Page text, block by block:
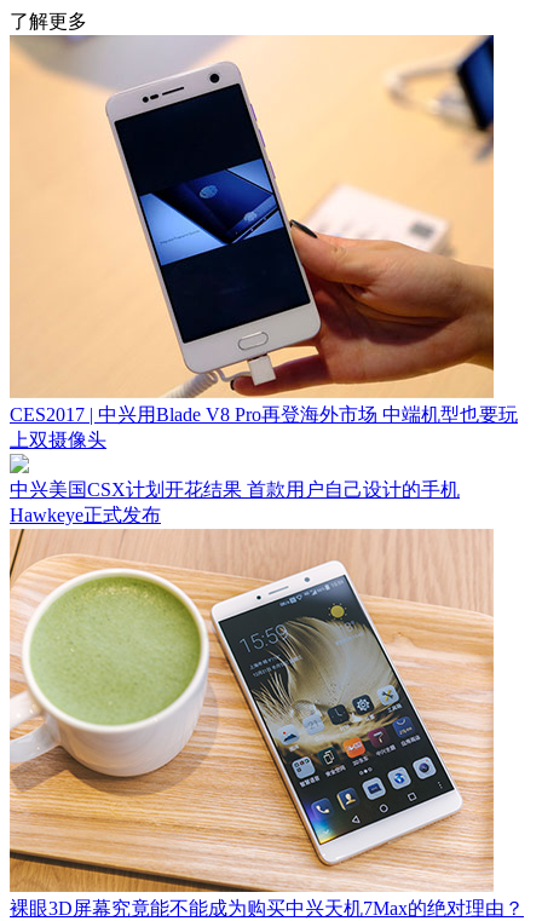
了解更多
CES2017 | 中兴用Blade V8 Pro再登海外市场 中端机型也要玩
上双摄像头
中兴美国CSX计划开花结果 首款用户自己设计的手机
Hawkeye正式发布
裸眼3D屏幕究竟能不能成为购买中兴天机7Max的绝对理由？